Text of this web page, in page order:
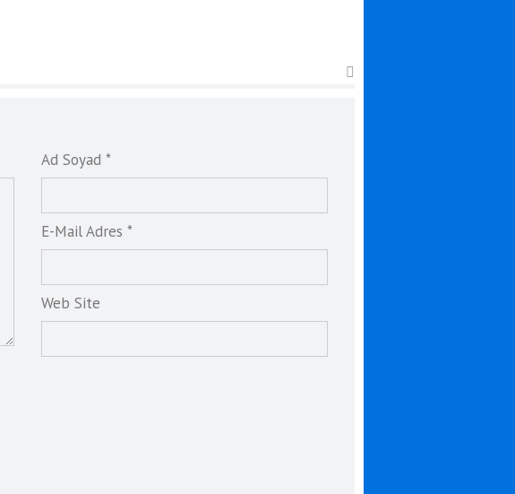
Ad Soyad *
E-Mail Adres *
Web Site